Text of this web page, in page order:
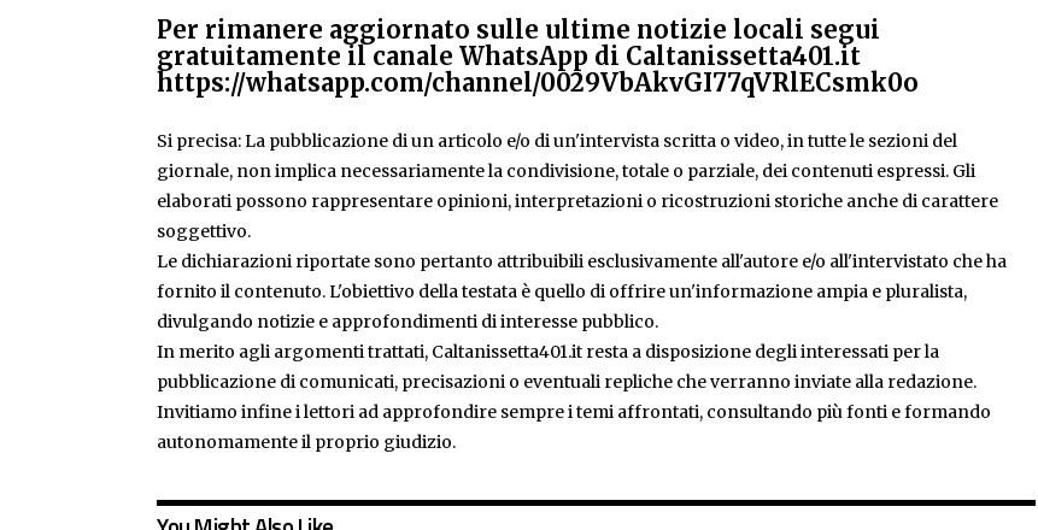
Per rimanere aggiornato sulle ultime notizie locali segui
gratuitamente il canale WhatsApp di Caltanissetta401.it
https://whatsapp.com/channel/0029VbAkvGI77qVRlECsmk0o
Si precisa: La pubblicazione di un articolo e/o di un'intervista scritta o video, in tutte le sezioni del
giornale, non implica necessariamente la condivisione, totale o parziale, dei contenuti espressi. Gli
elaborati possono rappresentare opinioni, interpretazioni o ricostruzioni storiche anche di carattere
soggettivo.
Le dichiarazioni riportate sono pertanto attribuibili esclusivamente all'autore e/o all'intervistato che ha
fornito il contenuto. L'obiettivo della testata è quello di offrire un'informazione ampia e pluralista,
divulgando notizie e approfondimenti di interesse pubblico.
In merito agli argomenti trattati, Caltanissetta401.it resta a disposizione degli interessati per la
pubblicazione di comunicati, precisazioni o eventuali repliche che verranno inviate alla redazione.
Invitiamo infine i lettori ad approfondire sempre i temi affrontati, consultando più fonti e formando
autonomamente il proprio giudizio.